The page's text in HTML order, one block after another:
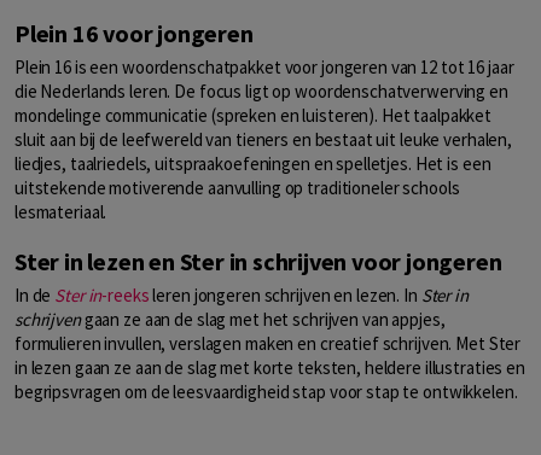
Plein 16 voor jongeren
Plein 16 is een woordenschatpakket voor jongeren van 12 tot 16 jaar
die Nederlands leren. De focus ligt op woordenschatverwerving en
mondelinge communicatie (spreken en luisteren). Het taalpakket
sluit aan bij de leefwereld van tieners en bestaat uit leuke verhalen,
liedjes, taalriedels, uitspraakoefeningen en spelletjes. Het is een
uitstekende motiverende aanvulling op traditioneler schools
lesmateriaal.
Ster in lezen en Ster in schrijven voor jongeren
In de Ster in-reeksleren jongeren schrijven en lezen. In Ster in
schrijvengaan ze aan de slag met het schrijven van appjes,
formulieren invullen, verslagen maken en creatief schrijven. Met Ster
in lezen gaan ze aan de slag met korte teksten, heldere illustraties en
begripsvragen om de leesvaardigheid stap voor stap te ontwikkelen.